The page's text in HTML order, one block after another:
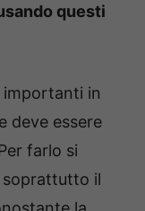
questi
importanti in
deve essere
farlo si
soprattutto il